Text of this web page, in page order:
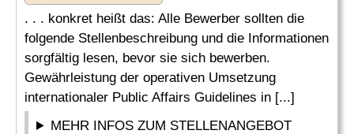
. . . konkret heißt das: Alle Bewerber sollten die
folgende Stellenbeschreibung und die Informationen
sorgfältig lesen, bevor sie sich bewerben.
Gewährleistung der operativen Umsetzung
internationaler Public Affairs Guidelines in [...]
MEHR INFOS ZUM STELLENANGEBOT